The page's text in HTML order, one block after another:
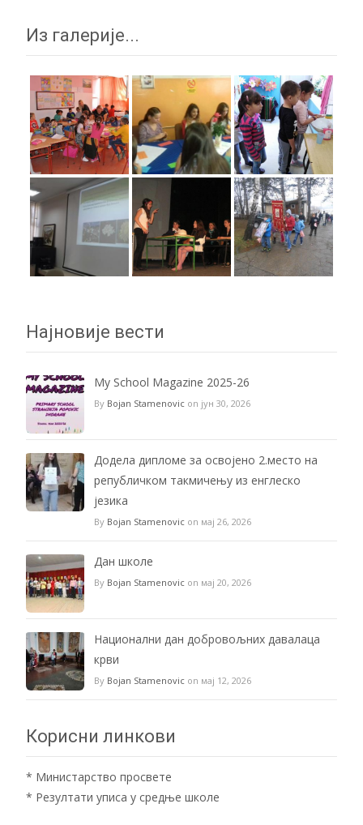
Из галерије...
Најновије вести
My School Magazine 2025-26
By Bojan Stamenovic on јун 30, 2026
Додела дипломе за освојено 2.место на
републичком такмичењу из енглеско
језика
By Bojan Stamenovic on мај 26, 2026
Дан школе
By Bojan Stamenovic on мај 20, 2026
Национални дан добровољних давалаца
крви
By Bojan Stamenovic on мај 12, 2026
Корисни линкови
* Министарство просвете
* Резултати уписа у средње школе